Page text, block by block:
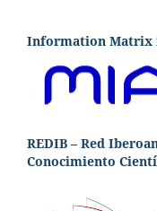
Information Matrix
REDIB – Red
Conocimiento